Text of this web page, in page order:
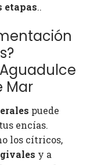
etapas..
Mar
puede
encías.
los cítricos,
y a